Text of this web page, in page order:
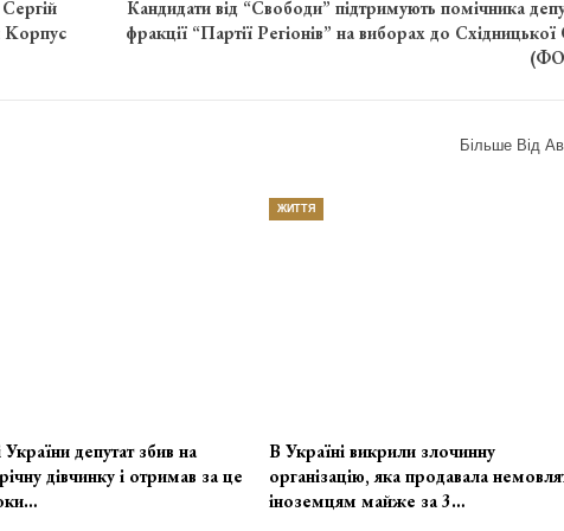
Koрпус
Кандидати від “Свободи” підтримують помічника
фракції “Партії Регіонів” на виборах до
Більше Від
депутат збив на
дівчинку і отримав за це
ЖИТТЯ
В Україні викрили злочинну
організацію, яка продавала
іноземцям майже за 3…